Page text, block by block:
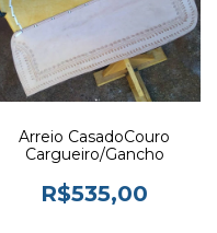
Arreio CasadoCouro
Cargueiro/Gancho
R$535,00